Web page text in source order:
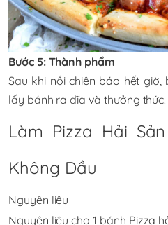
Bước 5: Thành phẩm
Sau khi nồi chiên báo hết giờ,
lấy bánh ra đĩa và thưởng thức.
Làm Pizza Hải
Không Dầu
Nguyên liệu
Nguyên liệu cho 1 bánh Pizza